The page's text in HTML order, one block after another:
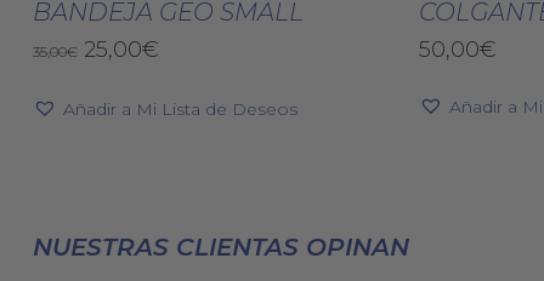
BANDEJA GEO SMALL
35,00€ El
original
25,00€El
actual
Añadir a Mi Lista de Deseos
50,00€
Añadir a
NUESTRAS CLIENTAS OPINAN